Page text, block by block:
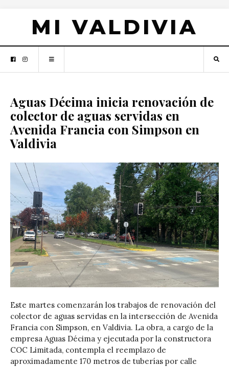
MI VALDIVIA
Aguas Décima inicia renovación de
colector de aguas servidas en
Avenida Francia con Simpson en
Valdivia
Este martes comenzarán los trabajos de renovación del
colector de aguas servidas en la intersección de Avenida
Francia con Simpson, en Valdivia. La obra, a cargo de la
empresa Aguas Décima y ejecutada por la constructora
COC Limitada, contempla el reemplazo de
aproximadamente 170 metros de tuberías por calle